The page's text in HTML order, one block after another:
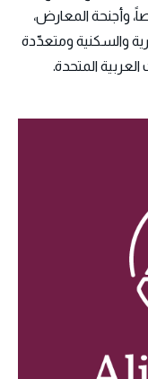
وأجنحة المعارض،
والسكنية ومتعدّدة
المتحدة.